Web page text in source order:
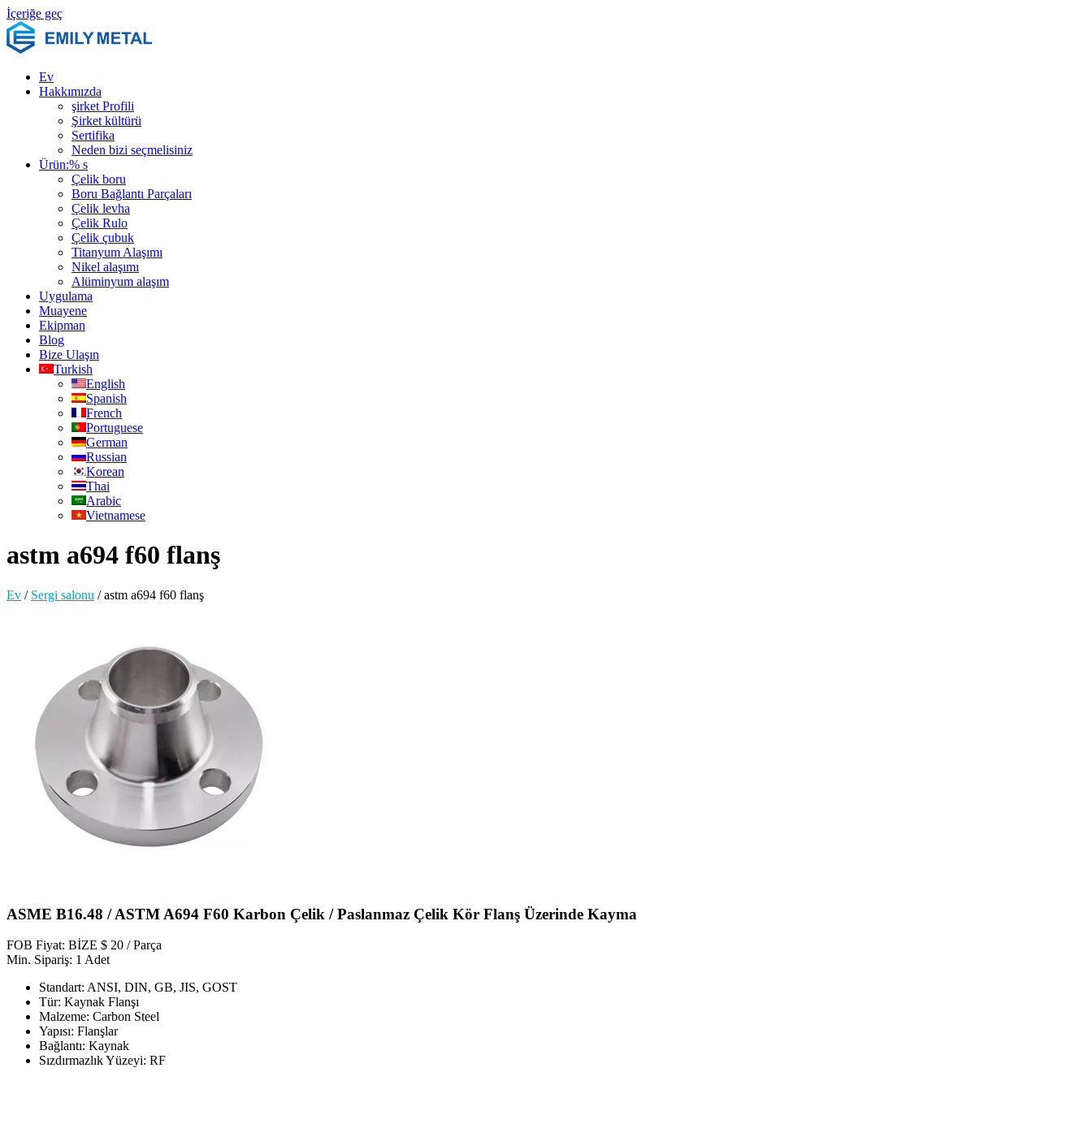
İçeriğe geç
Ev
Hakkımızda
şirket Profili
Şirket kültürü
Sertifika
Neden bizi seçmelisiniz
Ürün:% s
Çelik boru
Boru Bağlantı Parçaları
Çelik levha
Çelik Rulo
Çelik çubuk
Titanyum Alaşımı
Nikel alaşımı
Alüminyum alaşım
Uygulama
Muayene
Ekipman
Blog
Bize Ulaşın
Turkish
English
Spanish
French
Portuguese
German
Russian
Korean
Thai
Arabic
Vietnamese
astm a694 f60 flanş
Ev / Sergi salonu /astm a694 f60 flanş
ASME B16.48 / ASTM A694 F60 Karbon Çelik / Paslanmaz Çelik Kör Flanş Üzerinde Kayma
FOB Fiyat: BİZE $ 20 / Parça
Min. Sipariş: 1 Adet
Standart: ANSI, DIN, GB, JIS, GOST
Tür: Kaynak Flanşı
Malzeme: Carbon Steel
Yapısı: Flanşlar
Bağlantı: Kaynak
Sızdırmazlık Yüzeyi: RF